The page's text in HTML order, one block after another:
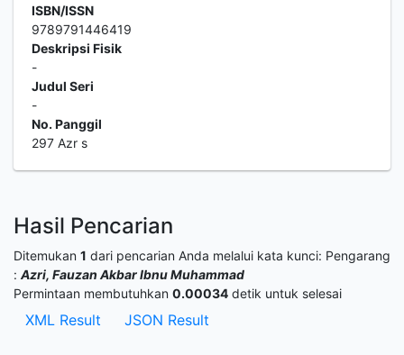
ISBN/ISSN
9789791446419
Deskripsi Fisik
-
Judul Seri
-
No. Panggil
297 Azr s
Hasil Pencarian
Ditemukan 1 dari pencarian Anda melalui kata kunci: Pengarang
: Azri, Fauzan Akbar Ibnu Muhammad
Permintaan membutuhkan 0.00034 detik untuk selesai
XML Result JSON Result